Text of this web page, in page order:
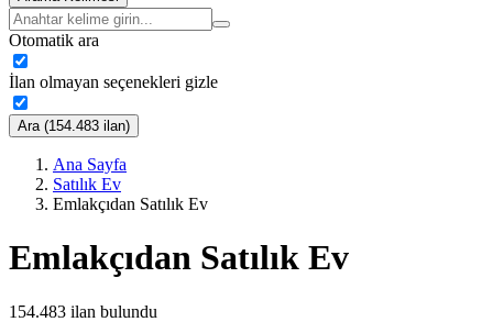
Otomatik ara
İlan olmayan seçenekleri gizle
Ara (154.483 ilan)
Ana Sayfa
Satılık Ev
Emlakçıdan Satılık Ev
Emlakçıdan Satılık Ev
154.483 ilan bulundu